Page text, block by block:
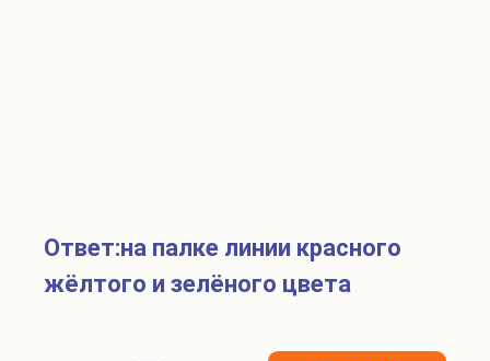
Ответ:на палке линии красного
жёлтого и зелёного цвета